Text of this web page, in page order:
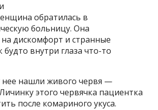
обратилась в
больницу. Она
дискомфорт и странные
внутри глаза что-то
нее нашли живого червя —
этого червячка пациентка
после комариного укуса.